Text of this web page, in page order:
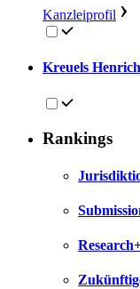
Kanzleiprofil
Kreuels
Rankings